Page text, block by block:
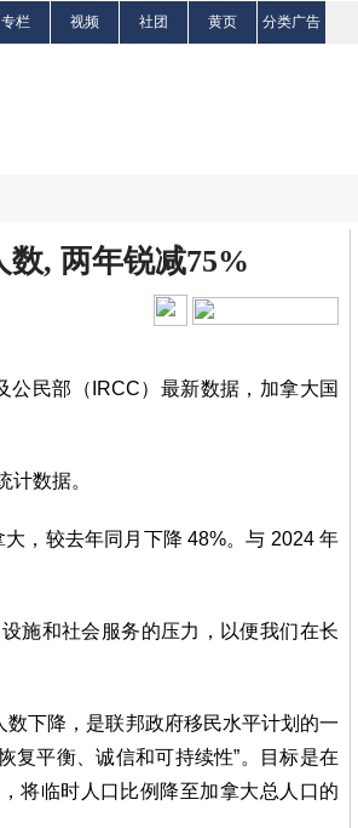
专栏 视频 社团 黄页 分类广告
, 两年锐减75%
公民部（IRCC）最新数据，加拿大国
计数据。
，较去年同月下降 48%。与 2024 年
施和社会服务的压力，以便我们在长
数下降，是联邦政府移民水平计划的一
复平衡、诚信和可持续性”。目标是在
将临时人口比例降至加拿大总人口的